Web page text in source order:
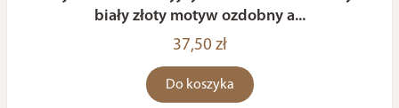
biały złoty motyw ozdobny a...
37,50 zł
Do koszyka